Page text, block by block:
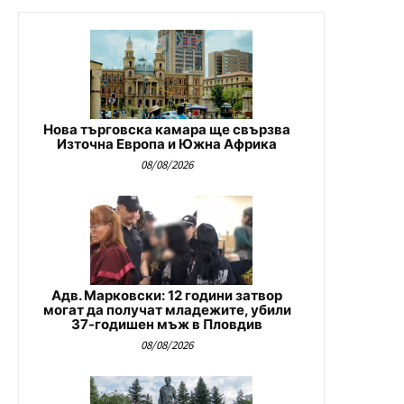
Нова търговска камара ще свързва
Източна Европа и Южна Африка
08/08/2026
Адв. Марковски: 12 години затвор
могат да получат младежите, убили
37-годишен мъж в Пловдив
08/08/2026